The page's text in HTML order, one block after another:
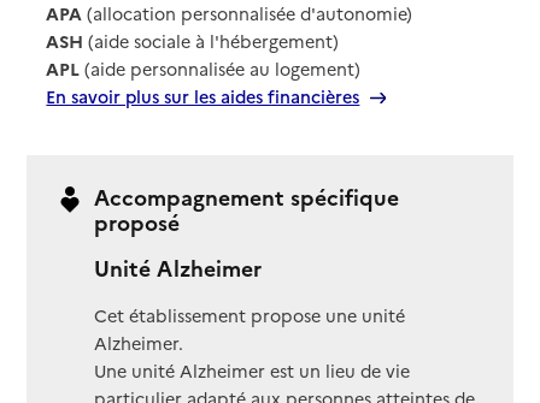
APA (allocation personnalisée d'autonomie)
ASH (aide sociale à l'hébergement)
APL (aide personnalisée au logement)
En savoir plus sur les aides financières
Accompagnement spécifique
proposé
Unité Alzheimer
Cet établissement propose une unité
Alzheimer.
Une unité Alzheimer est un lieu de vie